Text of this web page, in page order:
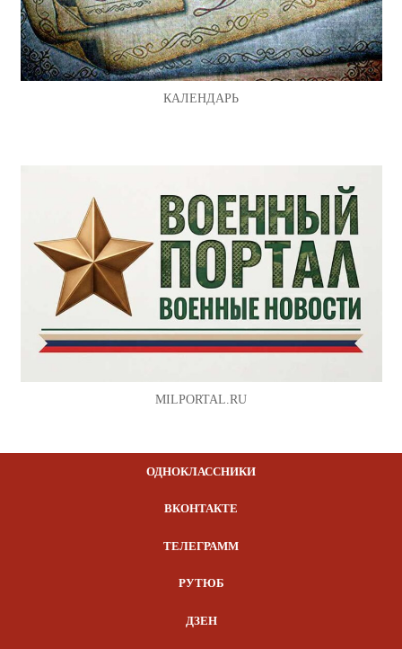
КАЛЕНДАРЬ
MILPORTAL.RU
ОДНОКЛАССНИКИ
ВКОНТАКТЕ
ТЕЛЕГРАММ
РУТЮБ
ДЗЕН